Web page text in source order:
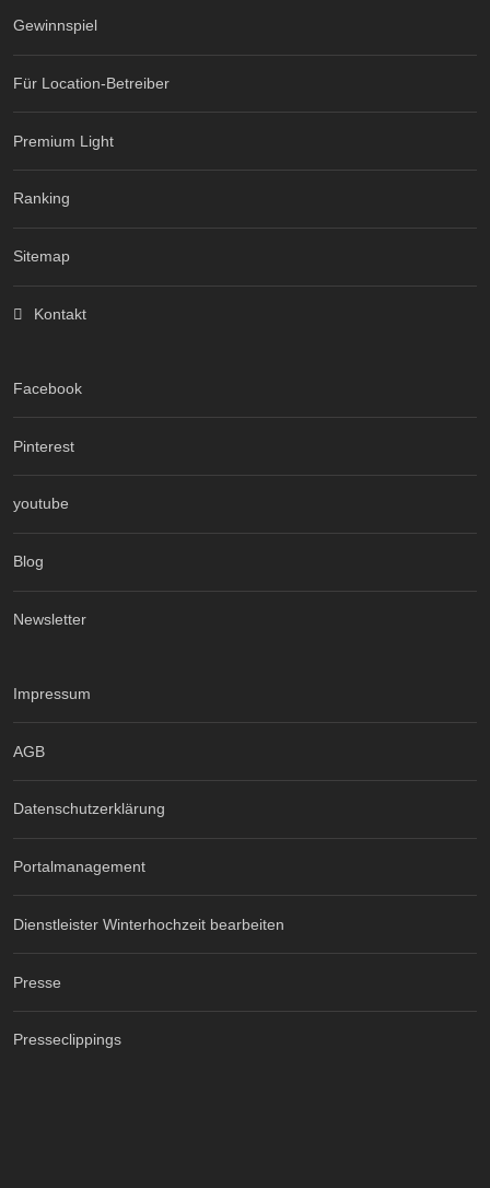
Gewinnspiel
Für Location-Betreiber
Premium Light
Ranking
Sitemap
Kontakt
Facebook
Pinterest
youtube
Blog
Newsletter
Impressum
AGB
Datenschutzerklärung
Portalmanagement
Dienstleister Winterhochzeit bearbeiten
Presse
Presseclippings